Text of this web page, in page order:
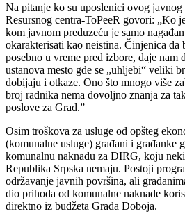
Na pitanje ko su uposlenici ovog javnog
Resursnog centra-ToPeeR govori: „Ko
kom javnom preduzeću je samo
okarakterisati kao neistina. Činjenica da
posebno u vreme pred izbore, daje nam
ustanova mesto gde se „uhljebi“ veliki
dobijaju i otkaze. Ono što mnogo više
broj radnika nema dovoljno znanja za
poslove za Grad.”
Osim troškova za usluge od opšteg
(komunalne usluge) građani i građanke
komunalnu naknadu za DIRG, koju
Republika Srpska nemaju. Postoji
održavanje javnih površina, ali
dio prihoda od komunalne naknade
direktno iz budžeta Grada Doboja.